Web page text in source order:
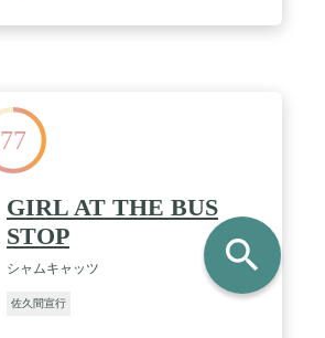
77
GIRL AT THE BUS
STOP
シャムキャッツ
佐久間宣行
search